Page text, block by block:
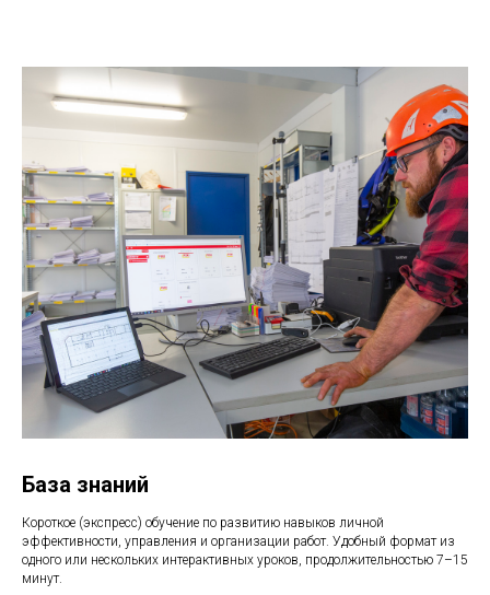
База знаний
Короткое (экспресс) обучение по развитию навыков личной
эффективности, управления и организации работ. Удобный формат из
одного или нескольких интерактивных уроков, продолжительностью 7–15
минут.